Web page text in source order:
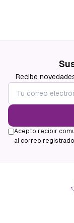
Recibe
Acepto recibir
al correo